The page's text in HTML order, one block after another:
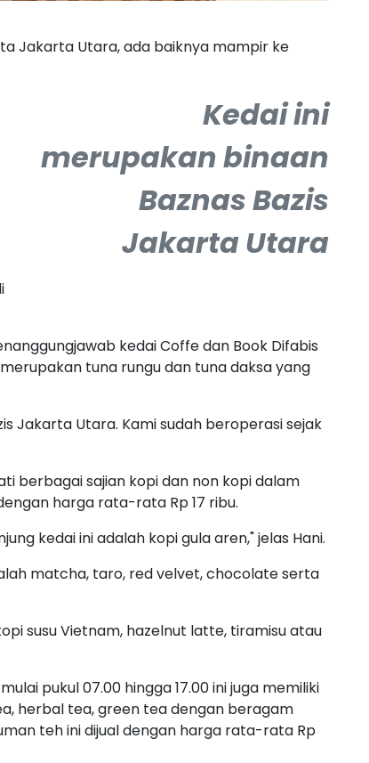
Jakarta Utara, ada baiknya mampir ke
Kedai ini
merupakan binaan
Baznas Bazis
Jakarta Utara
kedai Coffe dan Book Difabis
tuna rungu dan tuna daksa yang
Jakarta Utara. Kami sudah beroperasi sejak
berbagai sajian kopi dan non kopi dalam
harga rata-rata Rp 17 ribu.
kedai ini adalah kopi gula aren," jelas Hani.
matcha, taro, red velvet, chocolate serta
susu Vietnam, hazelnut latte, tiramisu atau
pukul 07.00 hingga 17.00 ini juga memiliki
herbal tea, green tea dengan beragam
teh ini dijual dengan harga rata-rata Rp